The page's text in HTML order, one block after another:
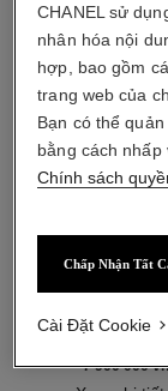
Làm Sáng
7 900 000
CHANEL sử
nhân hóa nội
hợp, bao gồm
trang web của
Bạn có thể
bằng cách nhấp
Chính sách
Chấp Nhận Tất
Cài Đặt Cookie